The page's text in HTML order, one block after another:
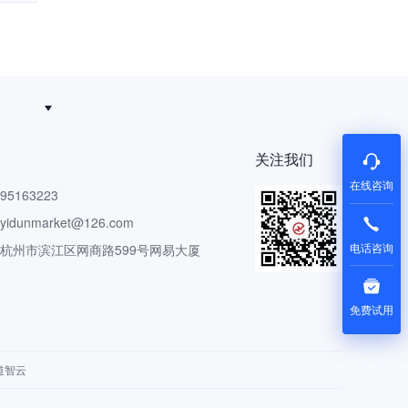
州市滨江区网商路599号网易大厦
关注我们
智云
在线咨询
电话咨询
免费试用